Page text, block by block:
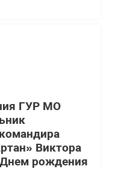
ГУР МО
Виктора
рождения